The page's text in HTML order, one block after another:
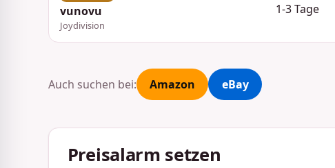
vunovu
Joydivision
1-3 Tage
Auch suchen bei: Amazon eBay
Preisalarm setzen